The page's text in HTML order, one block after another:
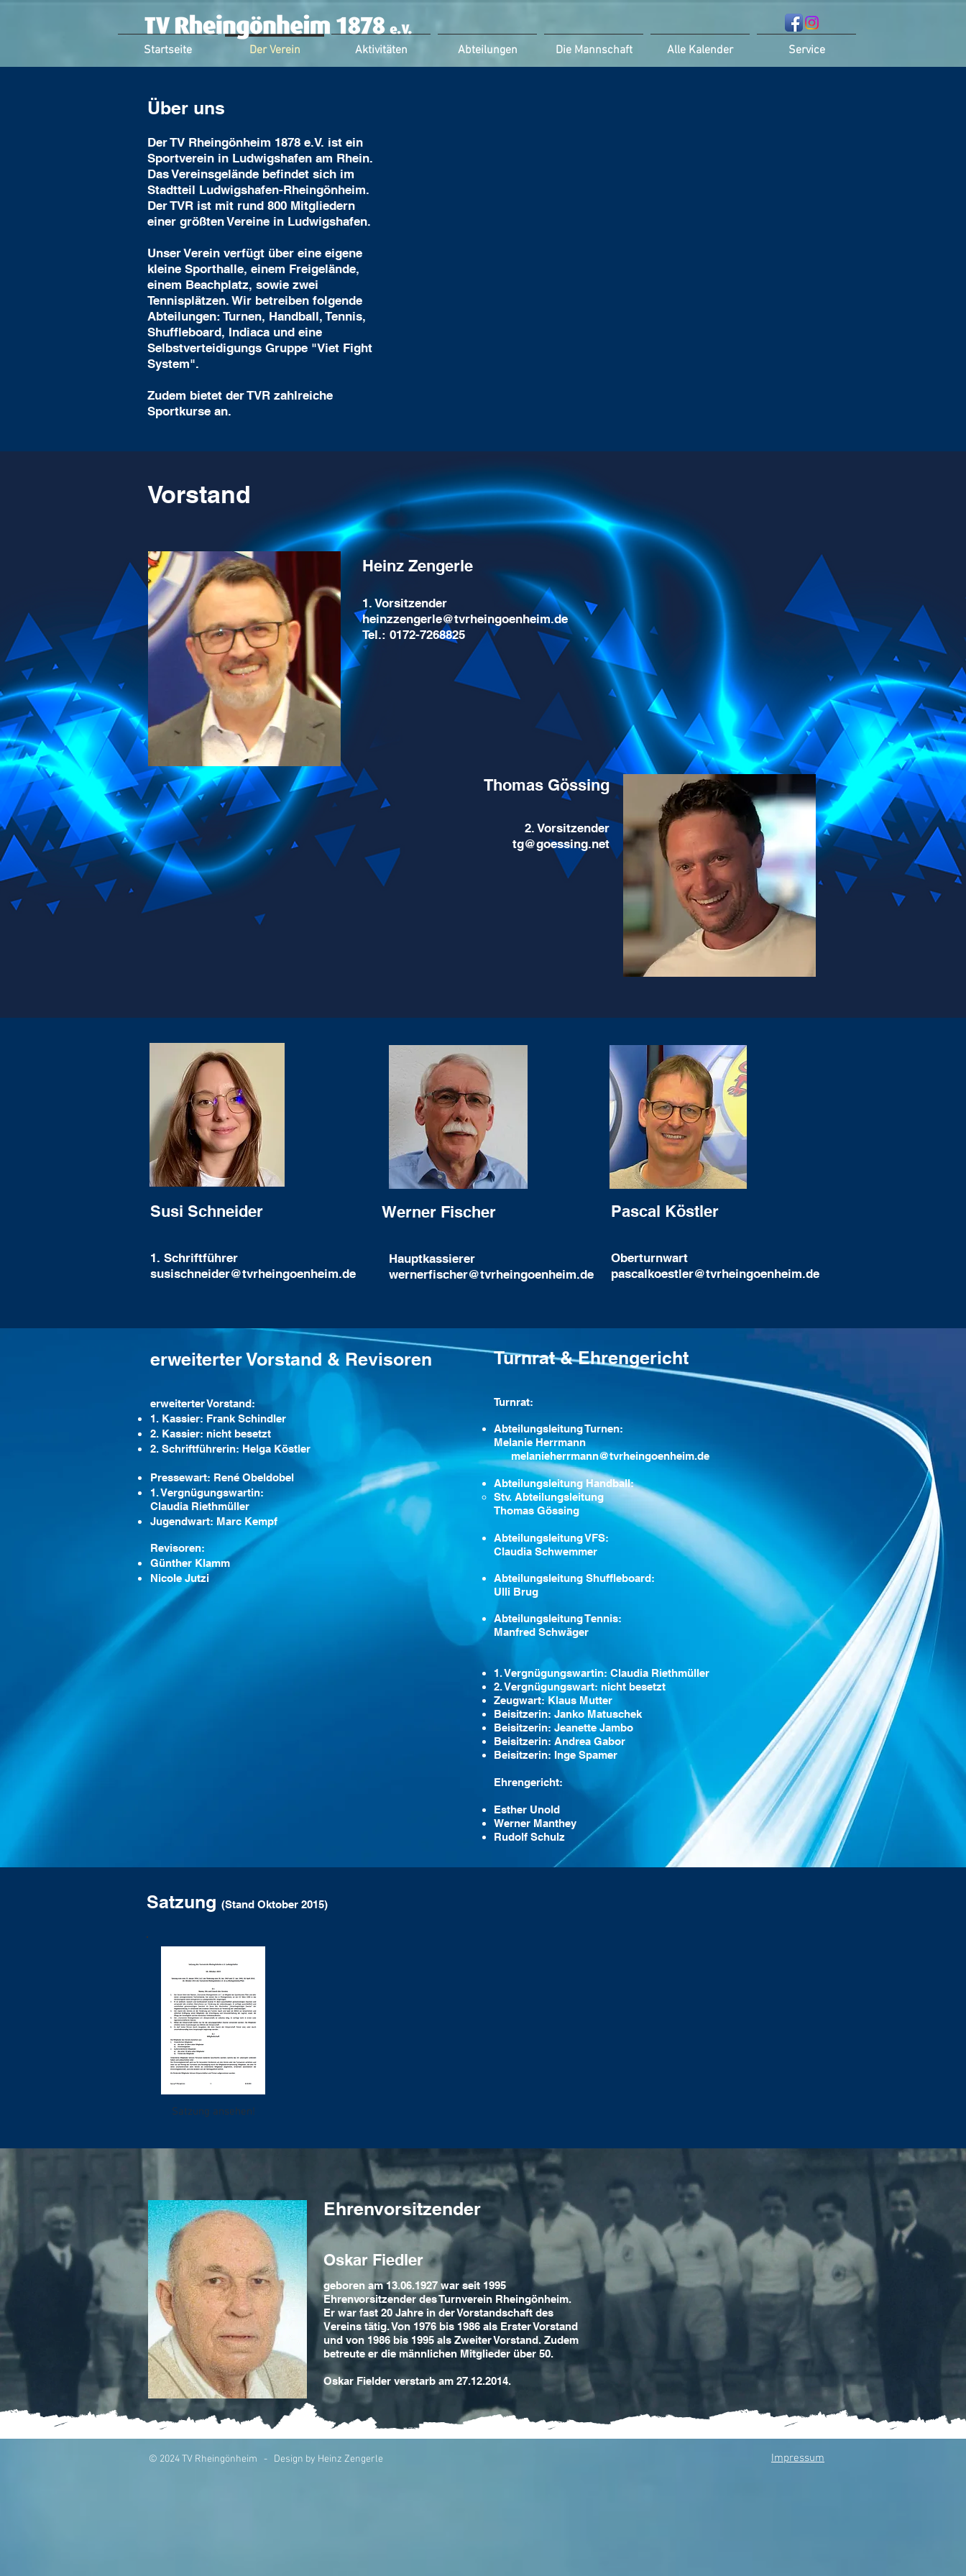
Startseite Der Verein Aktivitäten Abteilungen Die Mannschaft Alle Kalender Service
Über uns
Der TV Rheingönheim 1878 e.V. ist ein
Sportverein in Ludwigshafen am Rhein.
Das Vereinsgelände befindet sich im
Stadtteil Ludwigshafen-Rheingönheim.
Der TVR ist mit rund 800 Mitgliedern
einer größten Vereine in Ludwigshafen.
Unser Verein verfügt über eine eigene
kleine Sporthalle, einem Freigelände,
einem Beachplatz, sowie zwei
Tennisplätzen. Wir betreiben folgende
Abteilungen: Turnen, Handball, Tennis,
Shuffleboard, Indiaca und eine
Selbstverteidigungs Gruppe "Viet Fight
System".
Zudem bietet der TVR zahlreiche
Sportkurse an.
Vorstand
Heinz Zengerle
1. Vorsitzender
heinzzengerle@tvrheingoenheim.de
Tel.: 0172-7268825
Thomas Gössing
2. Vorsitzender
tg@goessing.net
Susi Schneider
1. Schriftführer
susischneider@tvrheingoenheim.de
Werner Fischer
Hauptkassierer
wernerfischer@tvrheingoenheim.de
Pascal Köstler
Oberturnwart
pascalkoestler@tvrheingoenheim.de
erweiterter Vorstand & Revisoren Turnrat & Ehrengericht
erweiterter Vorstand:
1. Kassier: Frank Schindler
2. Kassier: nicht besetzt
2. Schriftführerin: Helga Köstler
Pressewart: René Obeldobel
1. Vergnügungswartin:
Claudia Riethmüller
Jugendwart: Marc Kempf
Revisoren:
Günther Klamm
Nicole Jutzi
Turnrat:
Abteilungsleitung Turnen:
Melanie Herrmann
melanieherrmann@tvrheingoenheim.de
Abteilungsleitung Handball:
Stv. Abteilungsleitung
Thomas Gössing​
Abteilungsleitung VFS:
Claudia Schwemmer
Abteilungsleitung Shuffleboard:
Ulli Brug
Abteilungsleitung Tennis:
Manfred Schwäger
1. Vergnügungswartin: Claudia Riethmüller
2. Vergnügungswart: nicht besetzt
Zeugwart: Klaus Mutter
Beisitzerin: Janko Matuschek
Beisitzerin: Jeanette Jambo
Beisitzerin: Andrea Gabor
Beisitzerin: Inge Spamer
Ehrengericht:
Esther Unold
Werner Manthey
Rudolf Schulz
Satzung (Stand Oktober 2015)
Satzung ansehen!
Ehrenvorsitzender
Oskar Fiedler
geboren am 13.06.1927 war seit 1995
Ehrenvorsitzender des Turnverein Rheingönheim.
Er war fast 20 Jahre in der Vorstandschaft des
Vereins tätig. Von 1976 bis 1986 als Erster Vorstand
und von 1986 bis 1995 als Zweiter Vorstand. Zudem
betreute er die männlichen Mitglieder über 50.
Oskar Fielder verstarb am 27.12.2014.
© 2024 TV Rheingönheim - Design by Heinz Zengerle Impressum